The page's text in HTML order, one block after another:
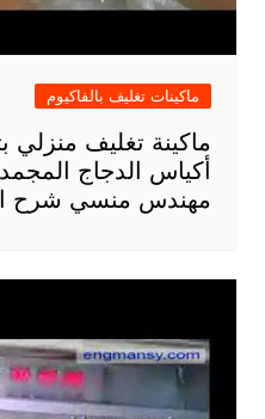
ماكينات تغليف بالفاكيوم
ماكينة تغليف منزلي
مهندس منسي شرح